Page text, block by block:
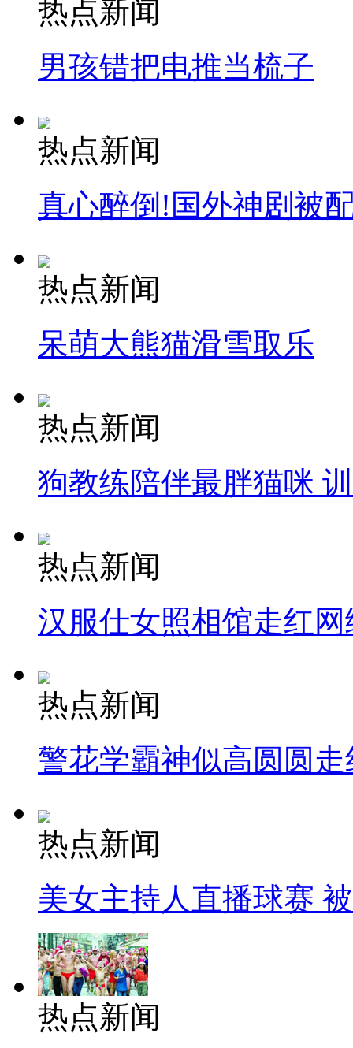
安徽一实载49人客车翻车
走！跟着总书记去植树
消防员救轻生者 花炮节热闹非凡
纽约上演“枕头大战”
热点新闻
男孩错把电推当梳子
热点新闻
真心醉倒!国外神剧被
热点新闻
呆萌大熊猫滑雪取乐
热点新闻
狗教练陪伴最胖猫咪
热点新闻
汉服仕女照相馆走红网
热点新闻
警花学霸神似高圆圆走
热点新闻
美女主持人直播球赛
热点新闻